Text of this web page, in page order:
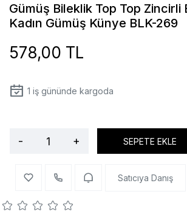
Gümüş Bileklik Top Top Zincirli
Kadın Gümüş Künye BLK-269
578,00 TL
1 iş gününde kargoda
- + SEPETE EKLE
Satıcıya Danış